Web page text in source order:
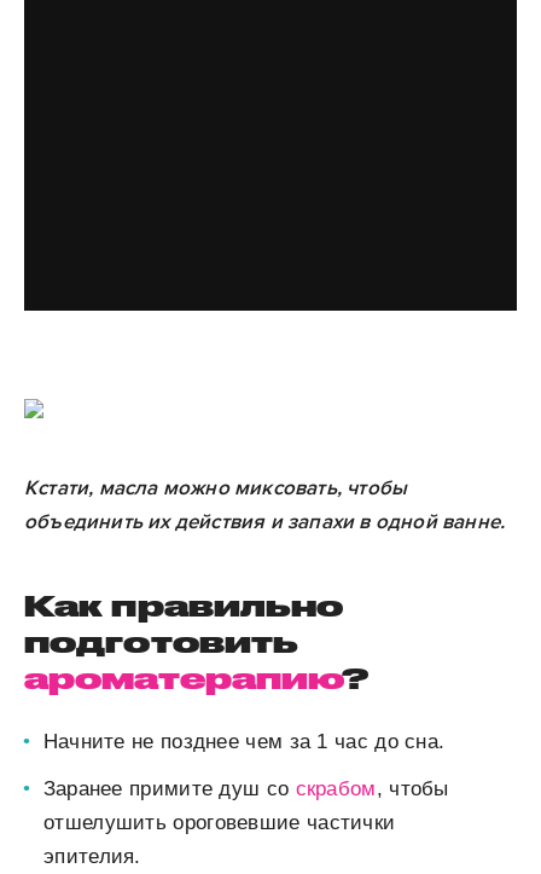
Кстати, масла можно миксовать, чтобы
объединить их действия и запахи в одной ванне.
Как правильно
подготовить
ароматерапию?
Начните не позднее чем за 1 час до сна.
Заранее примите душ со скрабом, чтобы
отшелушить ороговевшие частички
эпителия.